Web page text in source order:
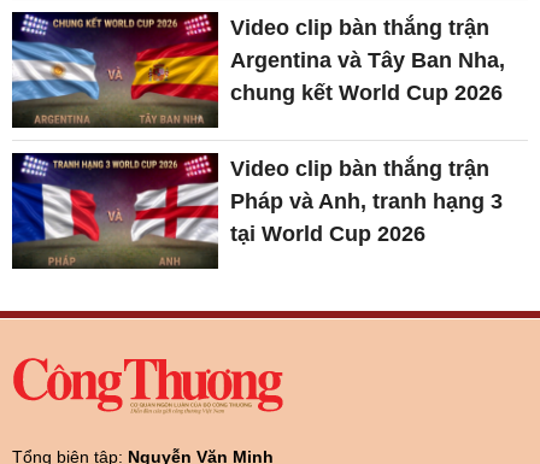
Video clip bàn thắng trận
Argentina và Tây Ban Nha,
chung kết World Cup 2026
Video clip bàn thắng trận
Pháp và Anh, tranh hạng 3
tại World Cup 2026
Tổng biên tập: Nguyễn Văn Minh